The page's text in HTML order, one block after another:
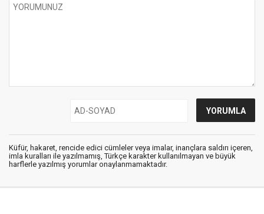
Küfür, hakaret, rencide edici cümleler veya imalar, inançlara saldırı içeren,
imla kuralları ile yazılmamış, Türkçe karakter kullanılmayan ve büyük
harflerle yazılmış yorumlar onaylanmamaktadır.